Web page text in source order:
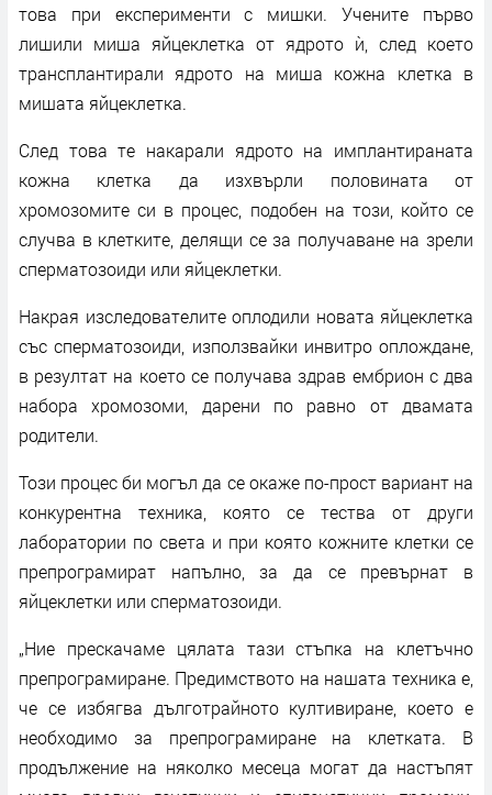
това при експерименти с мишки. Учените първо
лишили миша яйцеклетка от ядрото ѝ, след което
трансплантирали ядрото на миша кожна клетка в
мишата яйцеклетка.
След това те накарали ядрото на имплантираната
кожна клетка да изхвърли половината от
хромозомите си в процес, подобен на този, който се
случва в клетките, делящи се за получаване на зрели
сперматозоиди или яйцеклетки.
Накрая изследователите оплодили новата яйцеклетка
със сперматозоиди, използвайки инвитро оплождане,
в резултат на което се получава здрав ембрион с два
набора хромозоми, дарени по равно от двамата
родители.
Този процес би могъл да се окаже по-прост вариант на
конкурентна техника, която се тества от други
лаборатории по света и при която кожните клетки се
препрограмират напълно, за да се превърнат в
яйцеклетки или сперматозоиди.
„Ние прескачаме цялата тази стъпка на клетъчно
препрограмиране. Предимството на нашата техника е,
че се избягва дълготрайното култивиране, което е
необходимо за препрограмиране на клетката. В
продължение на няколко месеца могат да настъпят